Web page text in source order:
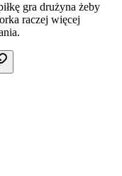
gra drużyna żeby
raczej więcej